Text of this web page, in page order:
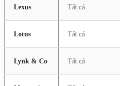
Lexus Tất cả
Lotus Tất cả
Lynk & Co Tất cả